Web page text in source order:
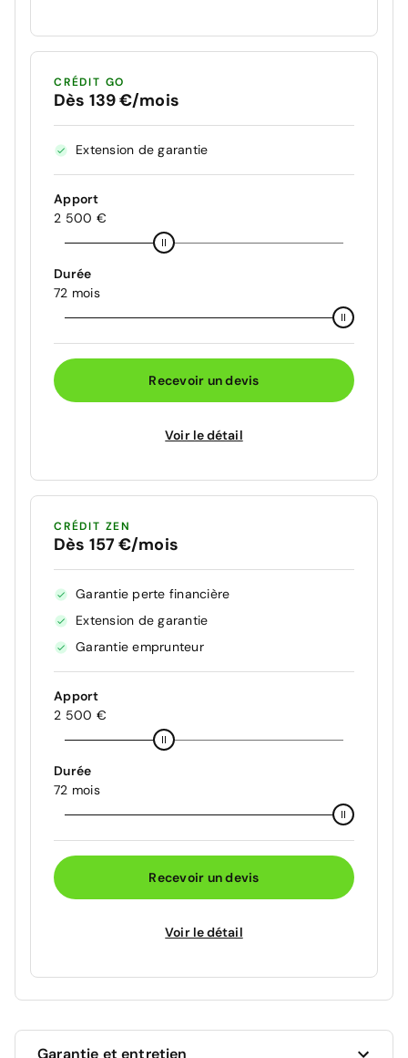
CRÉDIT GO
Dès 139 €/mois
Extension de garantie
Apport
2 500 €
Durée
72 mois
Recevoir un devis
Voir le détail
CRÉDIT ZEN
Dès 157 €/mois
Garantie perte financière
Extension de garantie
Garantie emprunteur
Apport
2 500 €
Durée
72 mois
Recevoir un devis
Voir le détail
Garantie et entretien